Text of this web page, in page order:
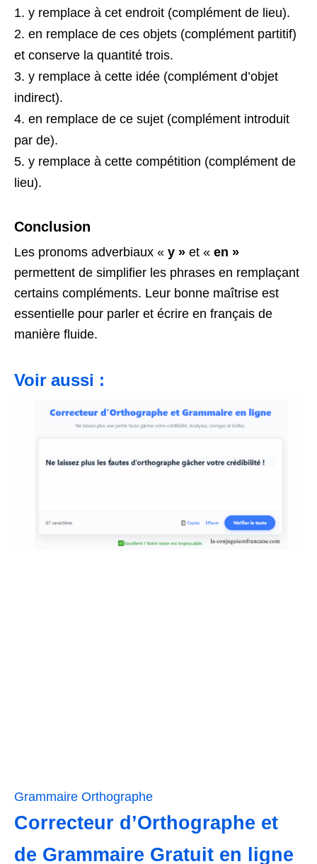
y remplace à cet endroit (complément de lieu).
en remplace de ces objets (complément partitif)
et conserve la quantité trois.
y remplace à cette idée (complément d’objet
indirect).
en remplace de ce sujet (complément introduit
par de).
y remplace à cette compétition (complément de
lieu).
Conclusion
Les pronoms adverbiaux « y » et « en »
permettent de simplifier les phrases en remplaçant
certains compléments. Leur bonne maîtrise est
essentielle pour parler et écrire en français de
manière fluide.
Voir aussi :
Grammaire Orthographe
Correcteur d’Orthographe et
de Grammaire Gratuit en ligne